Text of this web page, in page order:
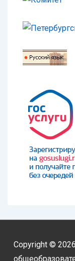
Copyright © 2026